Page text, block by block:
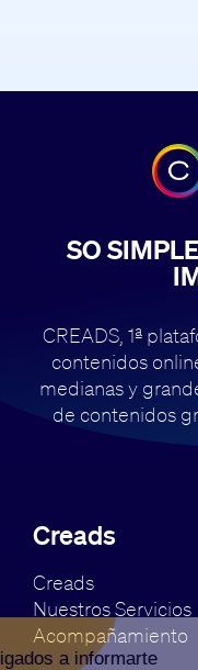
SO
CREADS, 1ª
contenidos
medianas y
de contenidos
Creads
Creads
Nuestros Servicios
Acompañamiento
Estamos obligados a